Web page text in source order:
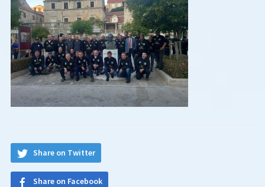
Share on Twitter
Share on Facebook